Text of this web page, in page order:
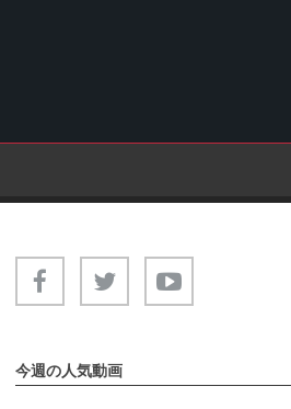
今週の人気動画